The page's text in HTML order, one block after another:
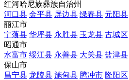
红河哈尼族彝族自治州
河口县 金平县 屏边县 绿春县 元阳县
丽江市
宁蒗县 华坪县 永胜县 玉龙县 古城区
昭通市
水富市 绥江县 永善县 大关县 盐津县
保山市
昌宁县 龙陵县 施甸县 腾冲市 隆阳区